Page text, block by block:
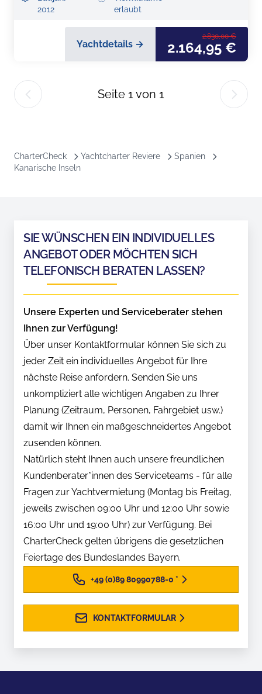
2012
erlaubt
Yachtdetails →
2.830,00 €
2.164,95 €
Seite 1von 1
CharterCheck Yachtcharter Reviere
Spanien
Kanarische Inseln
SIE WÜNSCHEN EIN INDIVIDUELLES
ANGEBOT ODER MÖCHTEN SICH
TELEFONISCH BERATEN LASSEN?
Unsere Experten und Serviceberater stehen
Ihnen zur Verfügung!
Über unser Kontaktformular können Sie sich zu
jeder Zeit ein individuelles Angebot für Ihre
nächste Reise anfordern. Senden Sie uns
unkompliziert alle wichtigen Angaben zu Ihrer
Planung (Zeitraum, Personen, Fahrgebiet usw.)
damit wir Ihnen ein maßgeschneidertes Angebot
zusenden können.
Natürlich steht Ihnen auch unsere freundlichen
Kundenberater*innen des Serviceteams - für alle
Fragen zur Yachtvermietung (Montag bis Freitag,
jeweils zwischen 09:00 Uhr und 12:00 Uhr sowie
16:00 Uhr und 19:00 Uhr) zur Verfügung. Bei
CharterCheck gelten übrigens die gesetzlichen
Feiertage des Bundeslandes Bayern.
+49 (0)89 80990788-0 *
KONTAKTFORMULAR